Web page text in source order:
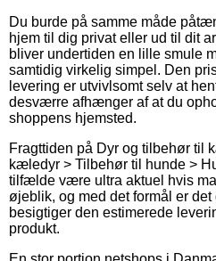
Du burde på samme måde
hjem til dig privat eller ud til dit
bliver undertiden en lille smule
samtidig virkelig simpel. Den
levering er utvivlsomt selv at
desværre afhænger af at du
shoppens hjemsted.
Fragttiden på Dyr og tilbehør til
kæledyr > Tilbehør til hunde >
tilfælde være ultra aktuel hvis
øjeblik, og med det formål er
besigtiger den estimerede
produkt.